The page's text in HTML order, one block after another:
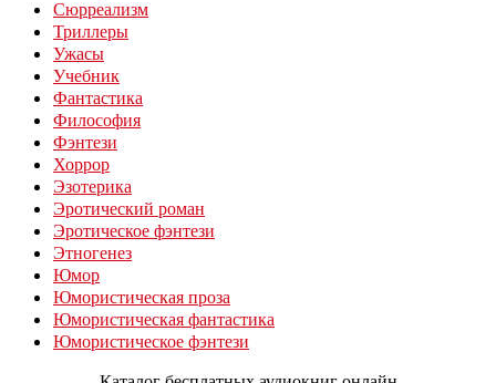
Сюрреализм
Триллеры
Ужасы
Учебник
Фантастика
Философия
Фэнтези
Хоррор
Эзотерика
Эротический роман
Эротическое фэнтези
Этногенез
Юмор
Юмористическая проза
Юмористическая фантастика
Юмористическое фэнтези